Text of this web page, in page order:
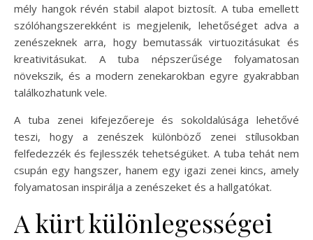
mély hangok révén stabil alapot biztosít. A tuba emellett
szólóhangszerekként is megjelenik, lehetőséget adva a
zenészeknek arra, hogy bemutassák virtuozitásukat és
kreativitásukat. A tuba népszerűsége folyamatosan
növekszik, és a modern zenekarokban egyre gyakrabban
találkozhatunk vele.
A tuba zenei kifejezőereje és sokoldalúsága lehetővé
teszi, hogy a zenészek különböző zenei stílusokban
felfedezzék és fejlesszék tehetségüket. A tuba tehát nem
csupán egy hangszer, hanem egy igazi zenei kincs, amely
folyamatosan inspirálja a zenészeket és a hallgatókat.
A kürt különlegességei